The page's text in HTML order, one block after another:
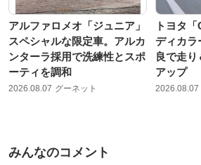
アルファロメオ「ジュニア」
スペシャルな限定車。アルカ
ンターラ採用で洗練性とスポ
ーティを調和
2026.08.07 グーネット
トヨタ
ディカラ
良で走り
アップ
2026.08.07
みんなのコメント